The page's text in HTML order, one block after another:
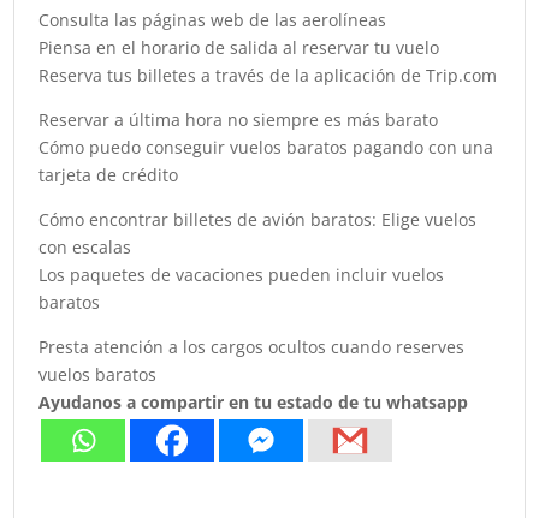
Consulta las páginas web de las aerolíneas
Piensa en el horario de salida al reservar tu vuelo
Reserva tus billetes a través de la aplicación de Trip.com
Reservar a última hora no siempre es más barato
Cómo puedo conseguir vuelos baratos pagando con una
tarjeta de crédito
Cómo encontrar billetes de avión baratos: Elige vuelos
con escalas
Los paquetes de vacaciones pueden incluir vuelos
baratos
Presta atención a los cargos ocultos cuando reserves
vuelos baratos
Ayudanos a compartir en tu estado de tu whatsapp